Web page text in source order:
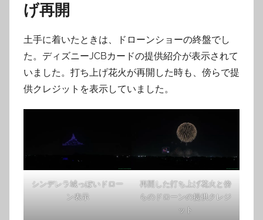
げ再開
土手に着いたときは、ドローンショーの終盤でし
た。ディズニーJCBカードの提供紹介が表示されて
いました。打ち上げ花火が再開した時も、傍らで提
供クレジットを表示していました。
シンデレラ城っぽいドロー
ン表示
再開した打ち上げ花火と傍
らのドローンの提供クレジ
ット